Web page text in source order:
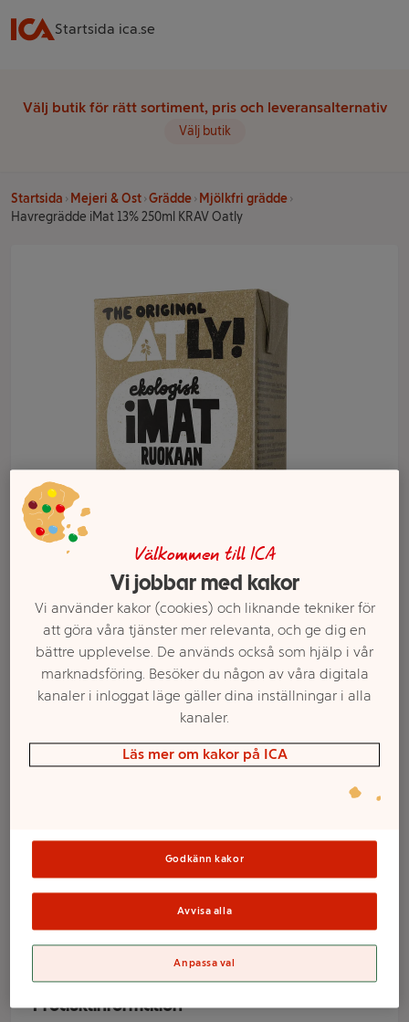
Startsida ica.se
Välj butik för rätt sortiment, pris och leveransalternativ
Välj butik
Startsida Mejeri & Ost Grädde
Mjölkfri grädde
Havregrädde iMat 13% 250ml KRAV Oatly
Havregrädde
KRAV Oatly
Varumärke
Produktinformation
Välj butik och handla
Sortimentet kan variera mellan butikerna
Välkommen till ICA
Vi jobbar med kakor
Vi använder kakor (cookies) och liknande tekniker för
att göra våra tjänster mer relevanta, och ge dig en
bättre upplevelse. De används också som hjälp i vår
marknadsföring. Besöker du någon av våra digitala
kanaler i inloggat läge gäller dina inställningar i alla
kanaler.
Läs mer om kakor på ICA
Godkänn kakor
Avvisa alla
Anpassa val